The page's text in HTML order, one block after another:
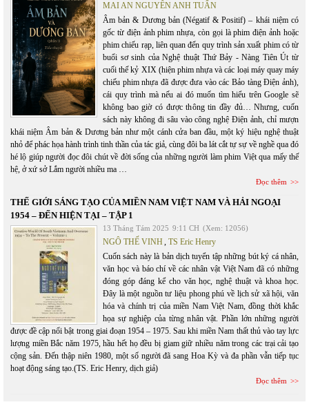
MAI AN NGUYỄN ANH TUẤN
Âm bản & Dương bản (Négatif & Positif) – khái niệm có
gốc từ điện ảnh phim nhựa, còn gọi là phim điện ảnh hoặc
phim chiếu rạp, liên quan đến quy trình sản xuất phim có từ
buổi sơ sinh của Nghệ thuật Thứ Bảy - Nàng Tiên Út từ
cuối thế kỷ XIX (hiện phim nhựa và các loại máy quay máy
chiếu phim nhựa đã được đưa vào các Bảo tàng Điện ảnh),
cái quy trình mà nếu ai đó muốn tìm hiểu trên Google sẽ
không bao giờ có được thông tin đầy đủ… Nhưng, cuốn
sách này không đi sâu vào công nghệ Điện ảnh, chỉ mượn
khái niệm Âm bản & Dương bản như một cánh cửa ban đầu, một ký hiệu nghệ thuật
nhỏ để phác họa hành trình tinh thần của tác giả, cùng đôi ba lát cắt tự sự về nghề qua đó
hé lộ giúp người đọc đôi chút về đời sống của những người làm phim Việt qua mấy thế
hệ, ở xứ sở Lắm người nhiều ma …
Đọc thêm
THẾ GIỚI SÁNG TẠO CỦA MIỀN NAM VIỆT NAM VÀ HẢI NGOẠI
1954 – ĐẾN HIỆN TẠI – TẬP 1
13 Tháng Tám 2025 9:11 CH (Xem: 12056)
NGÔ THẾ VINH, TS Eric Henry
Cuốn sách này là bản dịch tuyển tập những bút ký cá nhân,
văn học và báo chí về các nhân vật Việt Nam đã có những
đóng góp đáng kể cho văn học, nghệ thuật và khoa học.
Đây là một nguồn tư liệu phong phú về lịch sử xã hội, văn
hóa và chính trị của miền Nam Việt Nam, đồng thời khắc
họa sự nghiệp của từng nhân vật. Phần lớn những người
được đề cập nổi bật trong giai đoạn 1954 – 1975. Sau khi miền Nam thất thủ vào tay lực
lượng miền Bắc năm 1975, hầu hết họ đều bị giam giữ nhiều năm trong các trại cải tạo
cộng sản. Đến thập niên 1980, một số người đã sang Hoa Kỳ và đa phần vẫn tiếp tục
hoạt động sáng tạo.(TS. Eric Henry, dịch giả)
Đọc thêm